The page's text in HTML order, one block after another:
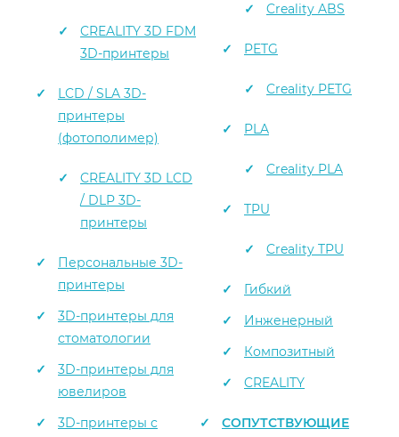
CREALITY 3D FDM
3D-принтеры
LCD / SLA 3D-
принтеры
(фотополимер)
CREALITY 3D LCD
/ DLP 3D-
принтеры
Персональные 3D-
принтеры
3D-принтеры для
стоматологии
3D-принтеры для
ювелиров
3D-принтеры с
Creality ABS
PETG
Creality PETG
PLA
Creality PLA
TPU
Creality TPU
Гибкий
Инженерный
Композитный
CREALITY
СОПУТСТВУЮЩИЕ